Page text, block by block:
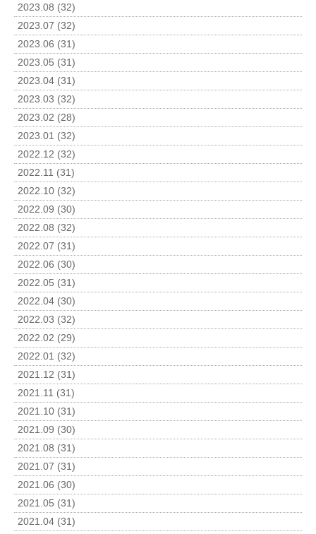
2023.08 (32)
2023.07 (32)
2023.06 (31)
2023.05 (31)
2023.04 (31)
2023.03 (32)
2023.02 (28)
2023.01 (32)
2022.12 (32)
2022.11 (31)
2022.10 (32)
2022.09 (30)
2022.08 (32)
2022.07 (31)
2022.06 (30)
2022.05 (31)
2022.04 (30)
2022.03 (32)
2022.02 (29)
2022.01 (32)
2021.12 (31)
2021.11 (31)
2021.10 (31)
2021.09 (30)
2021.08 (31)
2021.07 (31)
2021.06 (30)
2021.05 (31)
2021.04 (31)